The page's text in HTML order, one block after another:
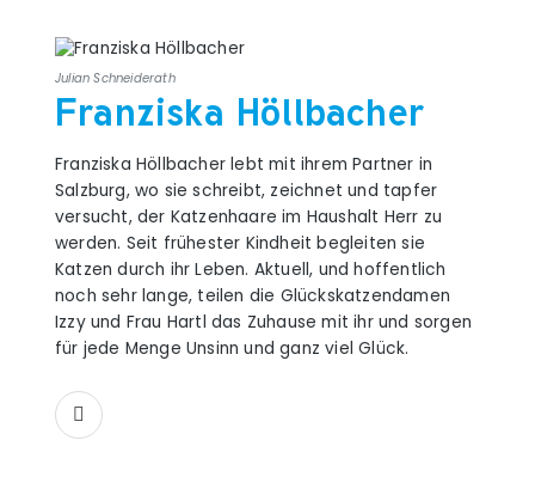
Julian Schneiderath
Franziska Höllbacher
Franziska Höllbacher lebt mit ihrem Partner in
Salzburg, wo sie schreibt, zeichnet und tapfer
versucht, der Katzenhaare im Haushalt Herr zu
werden. Seit frühester Kindheit begleiten sie
Katzen durch ihr Leben. Aktuell, und hoffentlich
noch sehr lange, teilen die Glückskatzendamen
Izzy und Frau Hartl das Zuhause mit ihr und sorgen
für jede Menge Unsinn und ganz viel Glück.